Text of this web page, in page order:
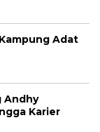
Adat
Andhy
Karier